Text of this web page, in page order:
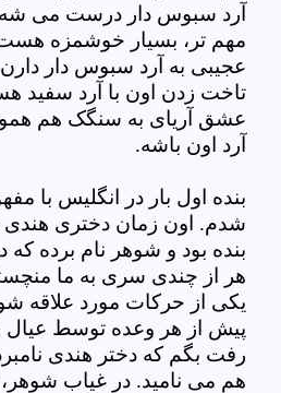
آرد سبوس دار درست می شه
مهم تر، بسیار خوشمزه
عجیبی به آرد سبوس دار
تاخت زدن اون با آرد سفید
عشق آریای به سنگک هم
آرد اون باشه.
بنده اول بار در انگلیس با
شدم. اون زمان دختری
بنده بود و شوهر نام برده
هر از چندی سری به ما
یکی از حرکات مورد علاقه
پیش از هر وعده توسط عیال
رفت بگم که دختر هندی
هم می نامید. در غیاب